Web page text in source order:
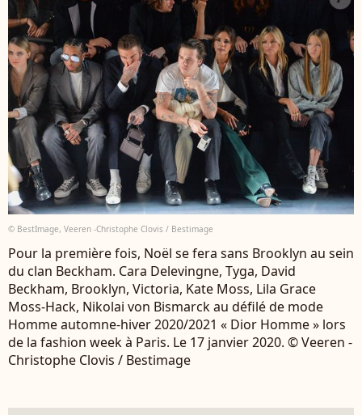
© BestImage, Veeren -Christophe Clovis / Bestimage
Pour la première fois, Noël se fera sans Brooklyn au sein
du clan Beckham. Cara Delevingne, Tyga, David
Beckham, Brooklyn, Victoria, Kate Moss, Lila Grace
Moss-Hack, Nikolai von Bismarck au défilé de mode
Homme automne-hiver 2020/2021 « Dior Homme » lors
de la fashion week à Paris. Le 17 janvier 2020. © Veeren -
Christophe Clovis / Bestimage